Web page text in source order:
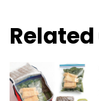
Related